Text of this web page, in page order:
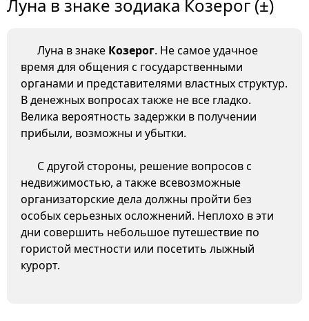
Луна в знаке зодиака Козерог (±)
Луна в знаке Козерог. Не самое удачное
время для общения с государственными
органами и представителями властных структур.
В денежных вопросах также не все гладко.
Велика вероятность задержки в получении
прибыли, возможны и убытки.
С другой стороны, решение вопросов с
недвижимостью, а также всевозможные
организаторские дела должны пройти без
особых серьезных осложнений. Неплохо в эти
дни совершить небольшое путешествие по
гористой местности или посетить лыжный
курорт.